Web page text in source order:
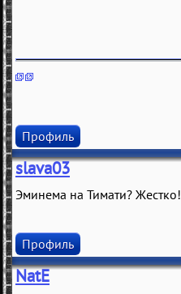
Профиль
slava03
Эминема на Тимати? Жестко!
Профиль
NatE